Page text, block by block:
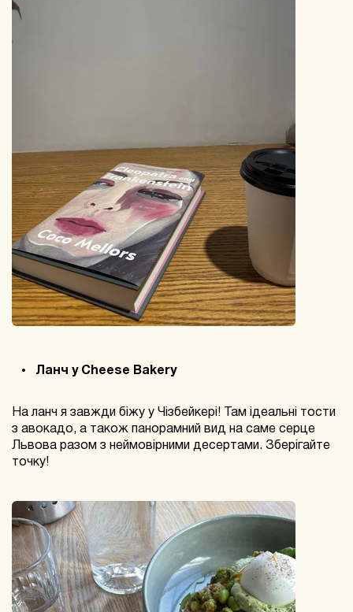
Ланч у Cheese Bakery
На ланч я завжди біжу у Чізбейкері! Там ідеальні тости
з авокадо, а також панорамний вид на саме серце
Львова разом з неймовірними десертами. Зберігайте
точку!